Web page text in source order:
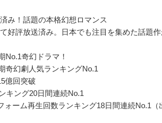
み！話題の本格幻想ロマンス
好評放送済み。日本でも注目を集めた話題作
No.1奇幻ドラマ！
奇幻劇人気ランキングNo.1
億回突破
キング20日間連続No.1
ォーム再生回数ランキング18日間連続No.1（